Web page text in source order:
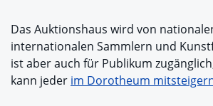
Das Auktionshaus wird von
internationalen Sammlern und
ist aber auch für Publikum
kann jeder im Dorotheum